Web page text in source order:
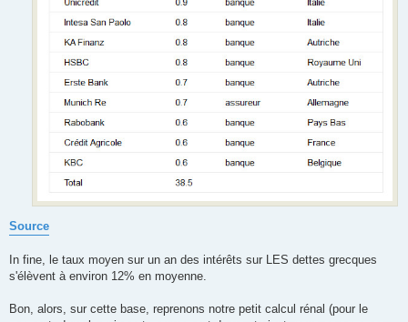
Source
In fine, le taux moyen sur un an des intérêts sur LES dettes grecques
s'élèvent à environ 12% en moyenne.
Bon, alors, sur cette base, reprenons notre petit calcul rénal (pour le